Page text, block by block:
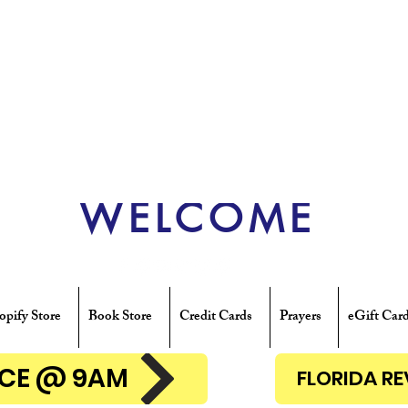
WELCOME
Store Book Store Credit Cards Prayers eGift
@ 9AM FLORIDA